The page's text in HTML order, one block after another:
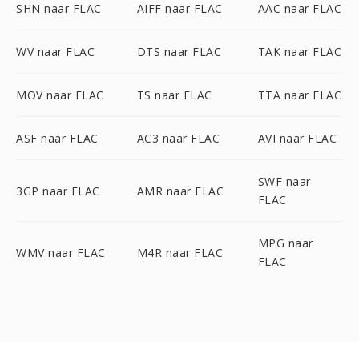
SHN naar FLAC AIFF naar FLAC AAC naar FLAC
WV naar FLAC DTS naar FLAC TAK naar FLAC
MOV naar FLAC TS naar FLAC TTA naar FLAC
ASF naar FLAC AC3 naar FLAC AVI naar FLAC
3GP naar FLAC AMR naar FLAC
SWF naar
FLAC
WMV naar FLAC M4R naar FLAC
MPG naar
FLAC